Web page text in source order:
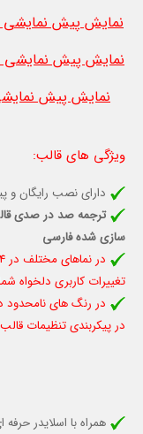
نمایش پیش نمایشی
نمایش پیش نمایشی
نمایش پیش
ویژگی های قالب:
دارای نصب رایگان و
ترجمه صد در صدی
سازی شده فارسی
تغييرات كاربری دلخواه
در رنگ های نامحدود
در پیکربندی تنظیمات قالب
همراه با اسلایدر